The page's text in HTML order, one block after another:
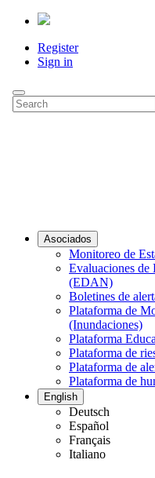
Register
Sign in
Asociados
Monitoreo de
Evaluaciones de
(EDAN)
Boletines de
Plataforma de
(Inundaciones)
Plataforma
Plataforma de
Plataforma de
Plataforma de
English
Deutsch
Español
Français
Italiano